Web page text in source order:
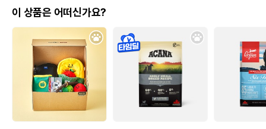
이 상품은 어떠신가요?